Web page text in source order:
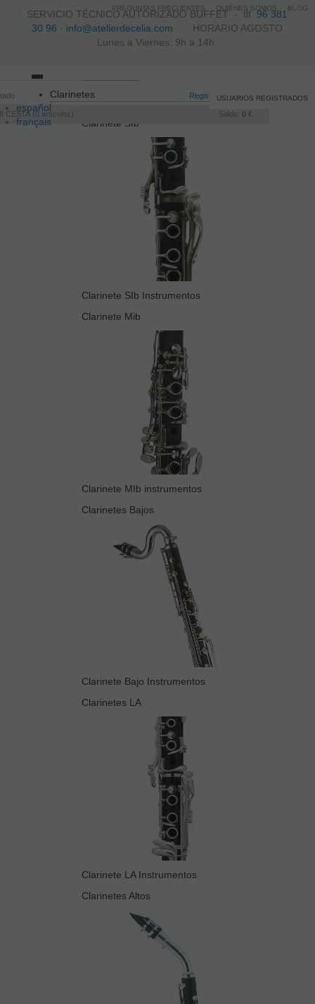
SERVICIO TÉCNICO AUTORIZADO BUFFET -tlf.96 381
30 96 · info@atelierdecelia.com HORARIO AGOSTO
Lunes a Viernes: 9h a 14h
español
français
Registro /Iniciar sesión
CESTA 0 artículos Saldo: 0 €
USUARIOS REGISTRADOS
navigation
Clarinetes
Clarinete SIb
Clarinete SIb Instrumentos
Clarinete Mib
Clarinete MIb instrumentos
Clarinetes Bajos
Clarinete Bajo Instrumentos
Clarinetes LA
Clarinete LA Instrumentos
Clarinetes Altos
PREGUNTAS FRECUENTES QUIÉNES SOMOS BLOG